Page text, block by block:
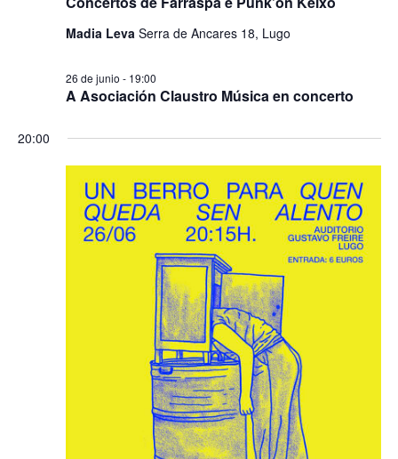
Madia Leva Serra de Ancares 18, Lugo
A Asociación Claustro Música en concerto
26 de junio - 19:00
20:00